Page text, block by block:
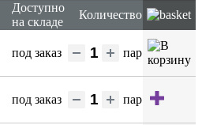
Доступно
на складе
Количество
под заказ пар
под заказ пар